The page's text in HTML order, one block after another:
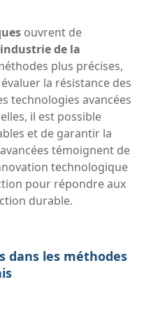
ouvrent de
de la
plus précises,
la résistance des
technologies avancées
il est possible
et de garantir la
témoignent de
technologique
pour répondre aux
durable.
dans les méthodes